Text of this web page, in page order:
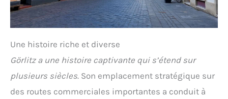
Une histoire riche et diverse
Görlitz a une histoire captivante qui s’étend sur
plusieurs siècles. Son emplacement stratégique sur
des routes commerciales importantes a conduit à